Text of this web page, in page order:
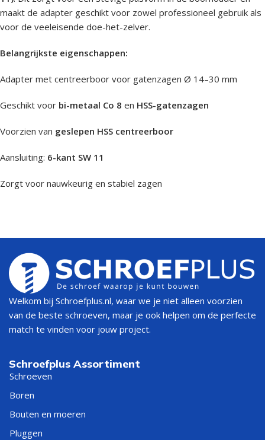
maakt de adapter geschikt voor zowel professioneel gebruik als
voor de veeleisende doe-het-zelver.
Belangrijkste eigenschappen:
Adapter met centreerboor voor gatenzagen Ø 14–30 mm
Geschikt voor bi-metaal Co 8 en HSS-gatenzagen
Voorzien van geslepen HSS centreerboor
Aansluiting: 6-kant SW 11
Zorgt voor nauwkeurig en stabiel zagen
Welkom bij Schroefplus.nl, waar we je niet alleen voorzien
van de beste schroeven, maar je ook helpen om de perfecte
match te vinden voor jouw project.
Schroefplus Assortiment
Schroeven
Boren
Bouten en moeren
Pluggen